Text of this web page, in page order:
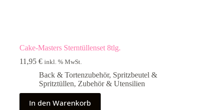
Cake-Masters Sterntüllenset 8tlg.
11,95 € inkl. % MwSt.
Back & Tortenzubehör, Spritzbeutel &
Spritztüllen, Zubehör & Utensilien
In den Warenkorb